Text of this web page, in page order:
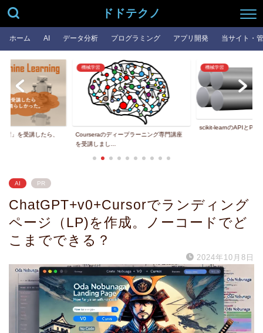
ドドテクノ
ホーム AI データ分析 プログラミング アプリ開発 当サイト・
ら、
機械学習
Courseraのディープラーニング専門講座
scikit-learnのAPIとPipelineの基本...
AI PR
ChatGPT+v0+Cursorでランディング
ページ（LP)を作成。ノーコードでど
こまでできる？
2024年10月8日